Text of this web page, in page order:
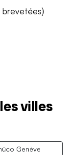
brevetées)
villes
Genève